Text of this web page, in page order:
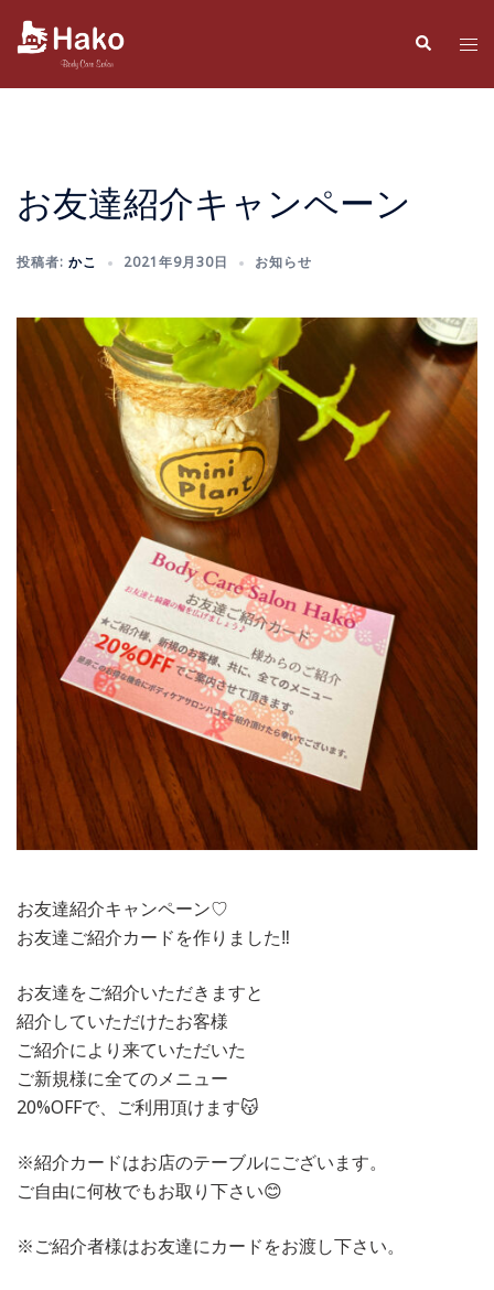
検
索
ト
お友達紹介キャンペーン
投稿者: かこ 2021年9月30日 お知らせ
お友達紹介キャンペーン♡
お友達ご紹介カードを作りました‼️
お友達をご紹介いただきますと
紹介していただけたお客様
ご紹介により来ていただいた
ご新規様に全てのメニュー
20%OFFで、ご利用頂けます😽
※紹介カードはお店のテーブルにございます。
ご自由に何枚でもお取り下さい😊
※ご紹介者様はお友達にカードをお渡し下さい。